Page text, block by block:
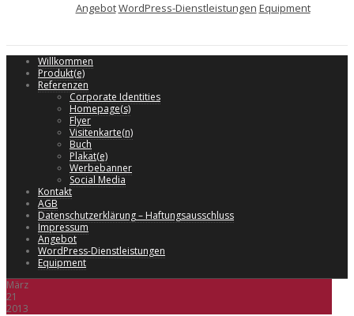
AngebotWordPress-Dienstleistungen Equipment
Willkommen
Produkt(e)
Referenzen
Corporate Identities
Homepage(s)
Flyer
Visitenkarte(n)
Buch
Plakat(e)
Werbebanner
Social Media
Kontakt
AGB
Datenschutzerklärung – Haftungsausschluss
Impressum
Angebot
WordPress-Dienstleistungen
Equipment
März
21
2013